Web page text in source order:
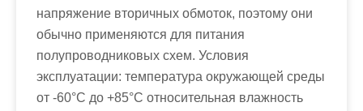
напряжение вторичных обмоток, поэтому они
обычно применяются для питания
полупроводниковых схем. Условия
эксплуатации: температура окружающей среды
от -60°С до +85°С относительная влажность